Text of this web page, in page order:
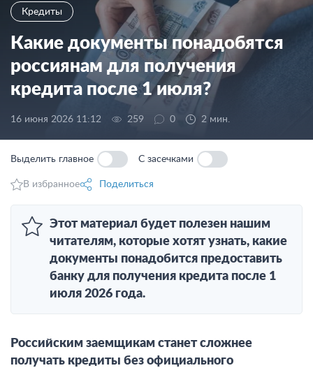
Кредиты
Какие документы понадобятся
россиянам для получения
кредита после 1 июля?
16 июня 2026 11:12 259 0 2 мин.
Выделить главное С засечками
В избранное Поделиться
Этот материал будет полезен нашим
читателям, которые хотят узнать, какие
документы понадобится предоставить
банку для получения кредита после 1
июля 2026 года.
Российским заемщикам станет сложнее
получать кредиты без официального